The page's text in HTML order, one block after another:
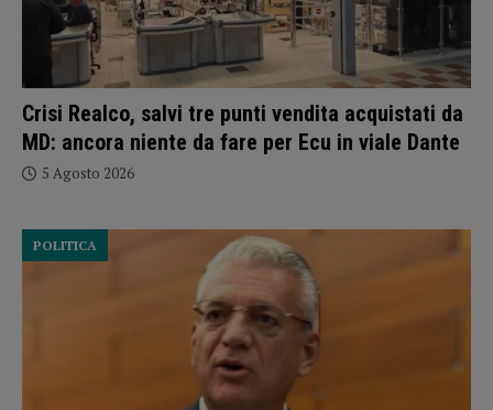
Crisi Realco, salvi tre punti vendita acquistati da
MD: ancora niente da fare per Ecu in viale Dante
5 Agosto 2026
POLITICA